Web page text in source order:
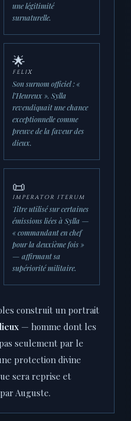
une légitimité
surnaturelle.
🌟
FELIX
Son surnom officiel : «
l’Heureux ». Sylla
revendiquait une chance
exceptionnelle comme
preuve de la faveur des
dieux.
📜
IMPERATOR ITERUM
Titre utilisé sur certaines
émissions liées à Sylla —
« commandant en chef
pour la deuxième fois »
— affirmant sa
supériorité militaire.
construit un portrait
— homme dont les
seulement par le
protection divine
sera reprise et
Auguste.